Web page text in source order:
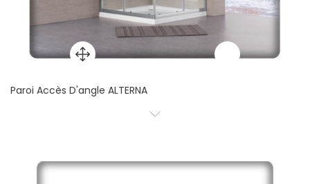
Paroi Accès D'angle ALTERNA